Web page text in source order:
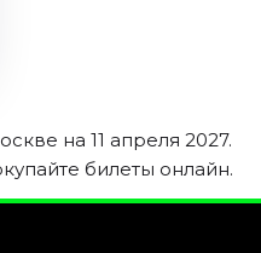
на 11 апреля 2027.
билеты онлайн.